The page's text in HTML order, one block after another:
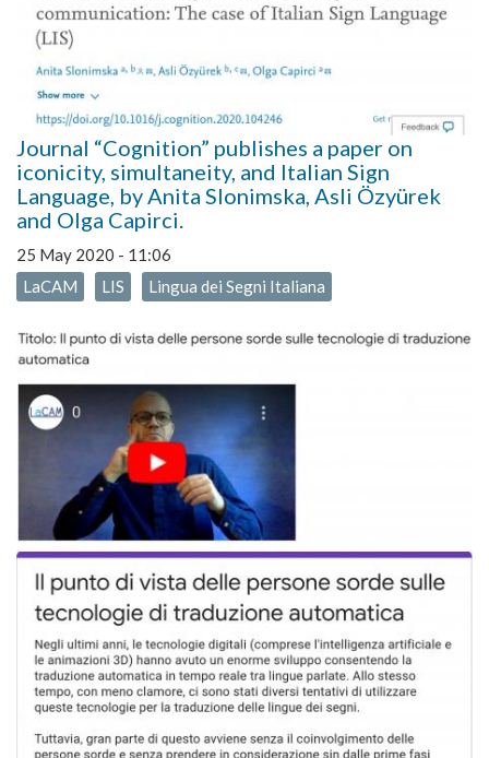
Journal “Cognition” publishes a paper on
iconicity, simultaneity, and Italian Sign
Language, by Anita Slonimska, Asli Özyürek
and Olga Capirci.
25 May 2020 - 11:06
LaCAM
LIS Lingua dei Segni Italiana